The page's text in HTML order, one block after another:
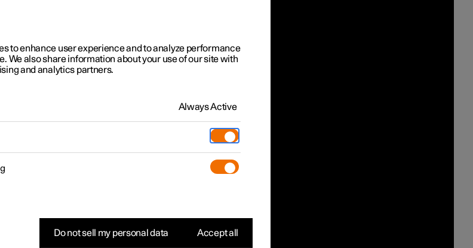
to enhance user experience and to analyze performance
We also share information about your use of our site with
and analytics partners.
Always Active
Do not sell my personal data Accept all